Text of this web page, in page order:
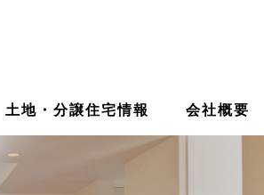
土地・分譲住宅情報 会社概要